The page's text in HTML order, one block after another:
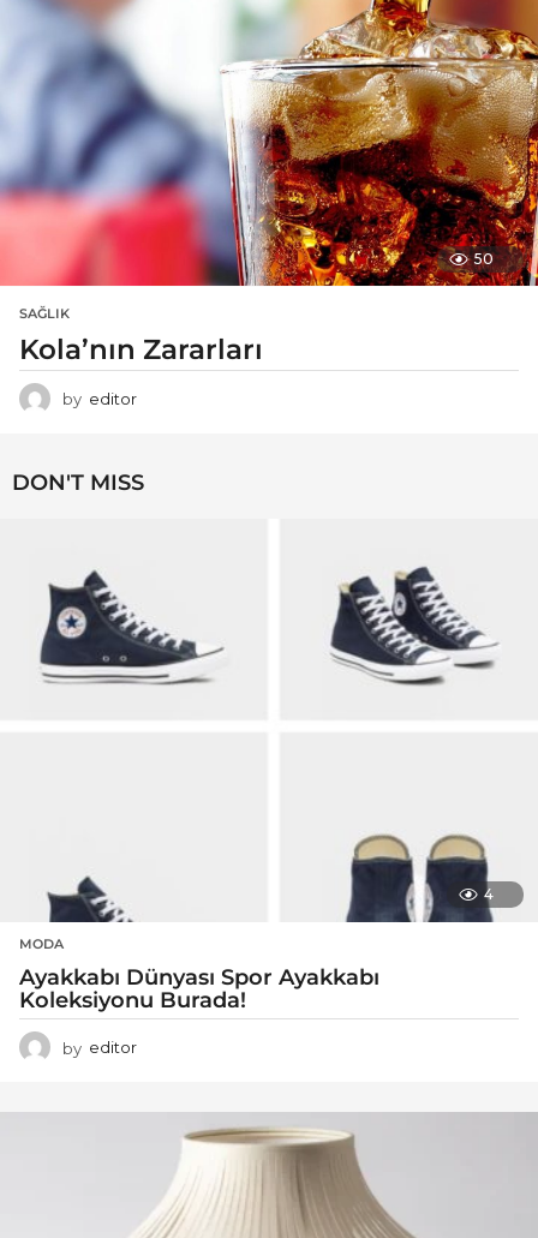
50
SAĞLIK
Kola’nın Zararları
by editor
DON'T MISS
4
MODA
Ayakkabı Dünyası Spor Ayakkabı
Koleksiyonu Burada!
by editor